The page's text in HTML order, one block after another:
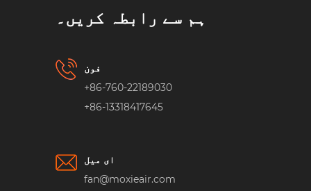
ہم سے رابطہ کریں۔
فون
+86-760-22189030
+86-13318417645
ای میل
fan@moxieair.com